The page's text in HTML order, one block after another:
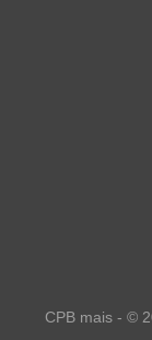
CPB mais - ©